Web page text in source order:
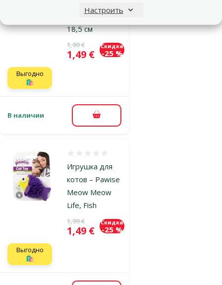
Настроить
Cat, sheep,
18,5 см
Исходная цена
1,99 €
Цена
1,49 €
Скидка
-25 %
Выгодно
🛍️
В наличии В корзину
Игрушка для
котов – Pawise
Meow Meow
Life, Fish
Исходная цена
1,99 €
Цена
1,49 €
Скидка
-25 %
Выгодно
🛍️